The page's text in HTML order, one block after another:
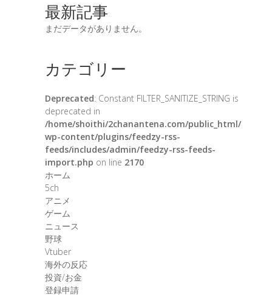
最新記事
まだデータがありません。
カテゴリー
Deprecated: Constant FILTER_SANITIZE_STRING is
deprecated in
/home/shoithi/2chanantena.com/public_html/
wp-content/plugins/feedzy-rss-
feeds/includes/admin/feedzy-rss-feeds-
import.php on line 2170
ホーム
5ch
アニメ
ゲーム
ニュース
野球
Vtuber
海外の反応
投資/お金
登録申請